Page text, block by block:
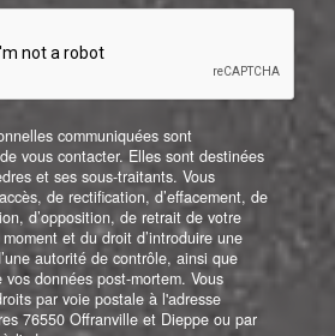
communiquées sont
vous contacter. Elles sont destinées
et ses sous-traitants. Vous
de rectification, d’effacement, de
d’opposition, de retrait de votre
et du droit d’introduire une
autorité de contrôle, ainsi que
vos données post-mortem. Vous
par voie postale à l'adresse
76550 Offranville et Dieppe ou par